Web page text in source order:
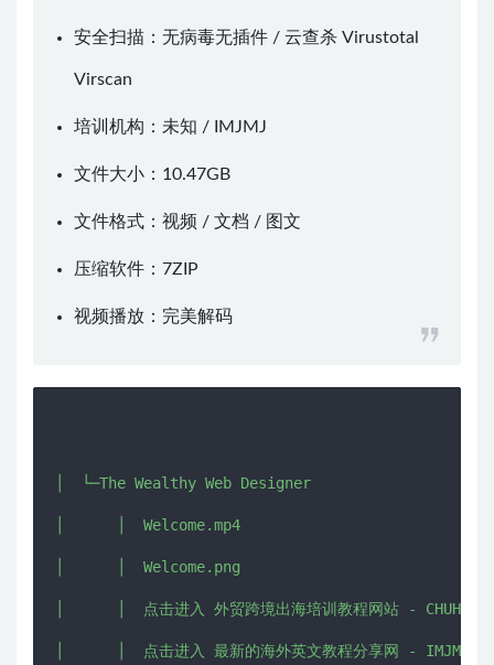
安全扫描：无病毒无插件 / 云查杀 Virustotal
Virscan
培训机构：未知 / IMJMJ
文件大小：10.47GB
文件格式：视频 / 文档 / 图文
压缩软件： 7ZIP
视频播放： 完美解码
│  └─The Wealthy Web Designer
│      │  Welcome.mp4
│      │  Welcome.png
│      │  点击进入 外贸跨境出海培训教程网站 -
│      │  点击进入 最新的海外英文教程分享网 -